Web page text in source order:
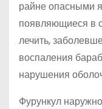
райне опасными
появляющиеся в
лечить,
воспаления
нарушения
Фурункул